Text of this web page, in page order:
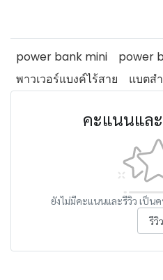
power bank mini power
พาวเวอร์แบงค์ไร้สาย
แบตส
คะแนนแล
ยังไม่มีคะแนนและรีวิว เป็น
รีวิว